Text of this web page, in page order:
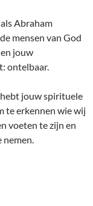
Abraham
mensen van God
jouw
ontelbaar.
jouw spirituele
te erkennen wie wij
voeten te zijn en
nemen.